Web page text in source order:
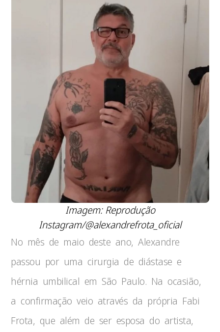
Imagem: Reprodução
Instagram/@alexandrefrota_oficial
No mês de maio deste ano, Alexandre
passou por uma cirurgia de diástase e
hérnia umbilical em São Paulo. Na ocasião,
a confirmação veio através da própria Fabi
Frota, que além de ser esposa do artista,